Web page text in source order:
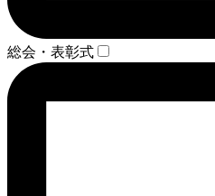
総会・表彰式